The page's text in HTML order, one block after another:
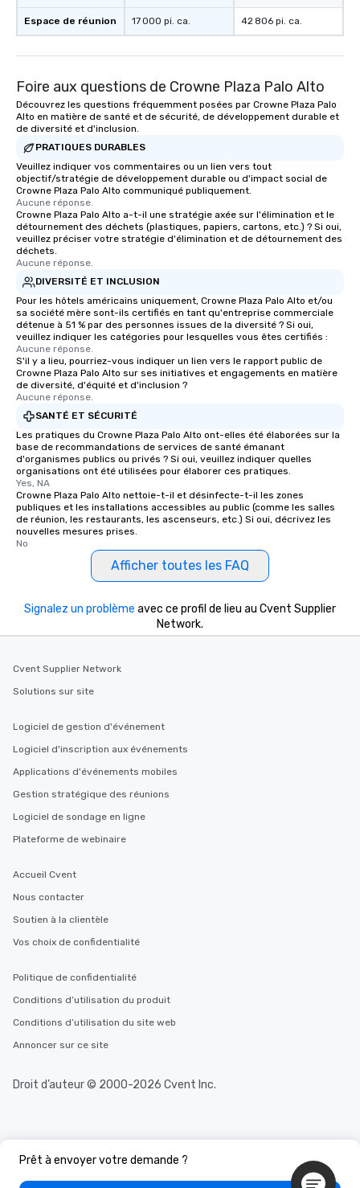
Espace de réunion 17 000 pi. ca. 42 806 pi. ca.
Foire aux questions de Crowne Plaza Palo Alto
Découvrez les questions fréquemment posées par Crowne Plaza Palo
Alto en matière de santé et de sécurité, de développement durable et
de diversité et d'inclusion.
PRATIQUES DURABLES
Veuillez indiquer vos commentaires ou un lien vers tout
objectif/stratégie de développement durable ou d'impact social de
Crowne Plaza Palo Alto communiqué publiquement.
Aucune réponse.
Crowne Plaza Palo Alto a-t-il une stratégie axée sur l'élimination et le
détournement des déchets (plastiques, papiers, cartons, etc.) ? Si oui,
veuillez préciser votre stratégie d'élimination et de détournement des
déchets.
Aucune réponse.
DIVERSITÉ ET INCLUSION
Pour les hôtels américains uniquement, Crowne Plaza Palo Alto et/ou
sa société mère sont-ils certifiés en tant qu'entreprise commerciale
détenue à 51 % par des personnes issues de la diversité ? Si oui,
veuillez indiquer les catégories pour lesquelles vous êtes certifiés :
Aucune réponse.
S'il y a lieu, pourriez-vous indiquer un lien vers le rapport public de
Crowne Plaza Palo Alto sur ses initiatives et engagements en matière
de diversité, d'équité et d'inclusion ?
Aucune réponse.
SANTÉ ET SÉCURITÉ
Les pratiques du Crowne Plaza Palo Alto ont-elles été élaborées sur la
base de recommandations de services de santé émanant
d'organismes publics ou privés ? Si oui, veuillez indiquer quelles
organisations ont été utilisées pour élaborer ces pratiques.
Yes, NA
Crowne Plaza Palo Alto nettoie-t-il et désinfecte-t-il les zones
publiques et les installations accessibles au public (comme les salles
de réunion, les restaurants, les ascenseurs, etc.) Si oui, décrivez les
nouvelles mesures prises.
No
Afficher toutes les FAQ
Prêt à envoyer votre demande ?
Signalez un problème avec ce profil de lieu au Cvent Supplier
Network.
Cvent Supplier Network
Solutions sur site
Logiciel de gestion d'événement
Logiciel d'inscription aux événements
Applications d'événements mobiles
Gestion stratégique des réunions
Logiciel de sondage en ligne
Plateforme de webinaire
Accueil Cvent
Nous contacter
Soutien à la clientèle
Vos choix de confidentialité
Politique de confidentialité
Conditions d’utilisation du produit
Conditions d’utilisation du site web
Annoncer sur ce site
Droit d’auteur © 2000-2026 Cvent Inc.